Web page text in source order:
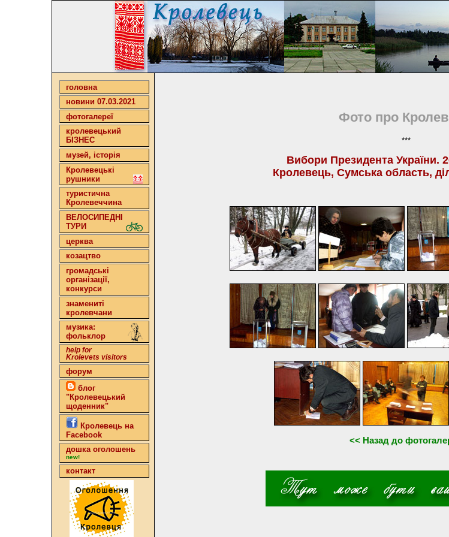
головна
новини 07.03.2021
фотогалереї
кролевецький
БІЗНЕС
музей, історія
Кролевецькі
рушники
туристична
Кролевеччина
ВЕЛОСИПЕДНІ
ТУРИ
церква
козацтво
громадські
організації,
конкурси
знамениті
кролевчани
музика:
фольклор
help for
Krolevets visitors
форум
блог
"Кролевецький
щоденник"
Кролевець на
Facebook
дошка оголошень
new!
контакт
Фото про
***
Вибори Президента України.
Кролевець, Сумська область,
<< Назад до